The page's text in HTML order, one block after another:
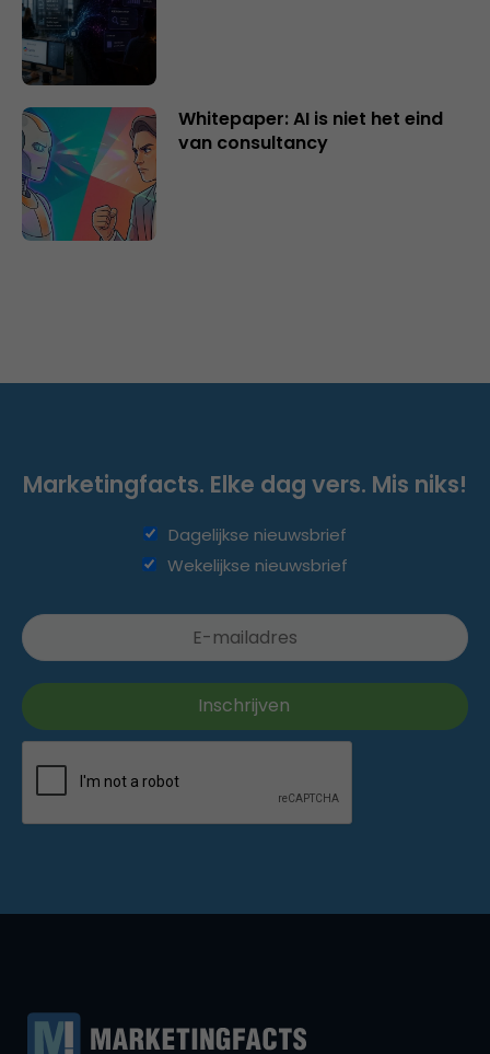
Whitepaper: AI is niet het eind
van consultancy
Marketingfacts. Elke dag vers. Mis niks!
Dagelijkse nieuwsbrief
Wekelijkse nieuwsbrief